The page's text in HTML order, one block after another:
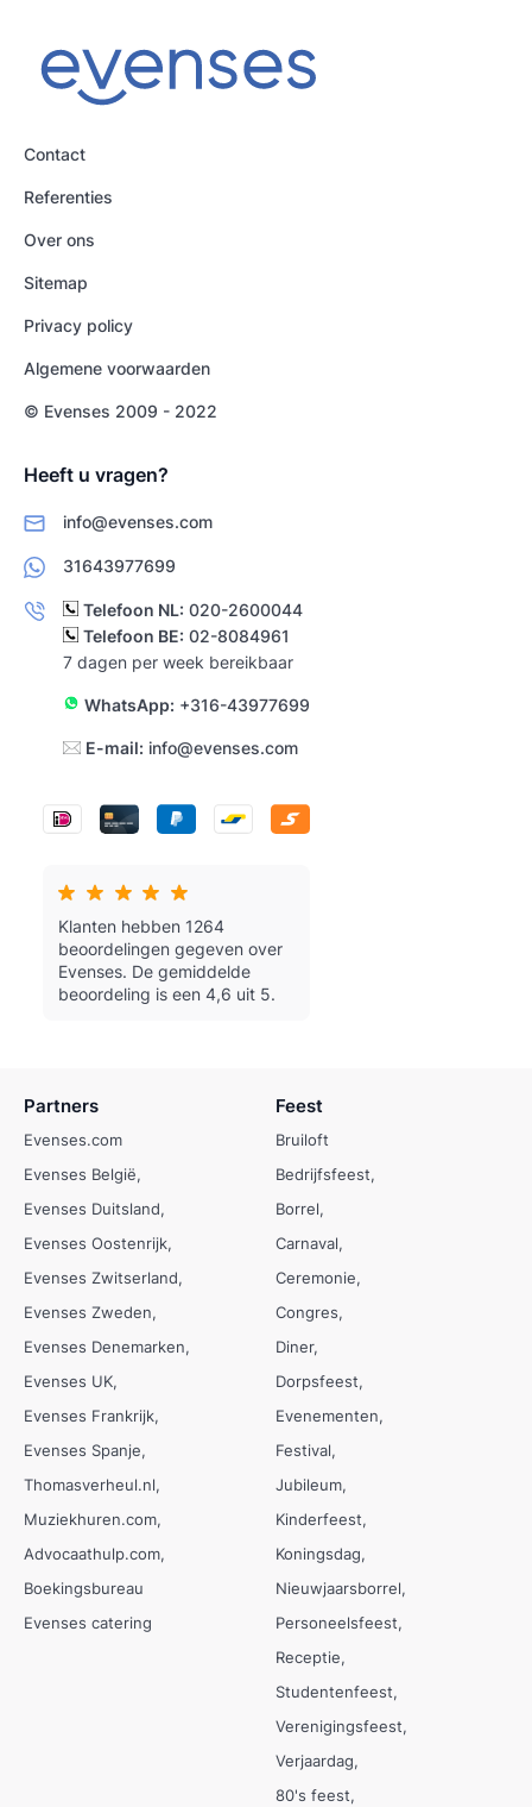
Contact
Referenties
Over ons
Sitemap
Privacy policy
Algemene voorwaarden
© Evenses 2009 - 2022
Heeft u vragen?
info@evenses.com
31643977699
Telefoon NL: 020-2600044
Telefoon BE: 02-8084961
7 dagen per week bereikbaar
WhatsApp: +316-43977699
E-mail: info@evenses.com
Klanten hebben 1264
beoordelingen gegeven over
Evenses. De gemiddelde
beoordeling is een 4,6 uit 5.
Partners
Evenses.com
Evenses België
Evenses Duitsland
Evenses Oostenrijk
Evenses Zwitserland
Evenses Zweden
Evenses Denemarken
Evenses UK
Evenses Frankrijk
Evenses Spanje
Thomasverheul.nl
Muziekhuren.com
Advocaathulp.com
Boekingsbureau
Evenses catering
Feest
Bruiloft
Bedrijfsfeest
Borrel
Carnaval
Ceremonie
Congres
Diner
Dorpsfeest
Evenementen
Festival
Jubileum
Kinderfeest
Koningsdag
Nieuwjaarsborrel
Personeelsfeest
Receptie
Studentenfeest
Verenigingsfeest
Verjaardag
80's feest